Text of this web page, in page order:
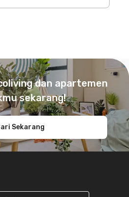
dan apartemen
sekarang!
Sekarang